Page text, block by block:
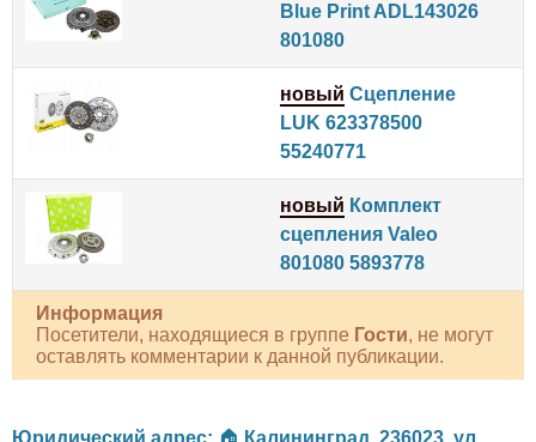
Blue Print ADL143026
801080
новый Сцепление
LUK 623378500
55240771
новый Комплект
сцепления Valeo
801080 5893778
Информация
Посетители, находящиеся в группе Гости, не могут
оставлять комментарии к данной публикации.
Юридический адрес: 🏠 Калининград 236023 ул.